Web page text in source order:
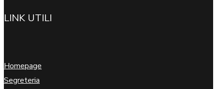
LINK UTILI
Homepage
Segreteria